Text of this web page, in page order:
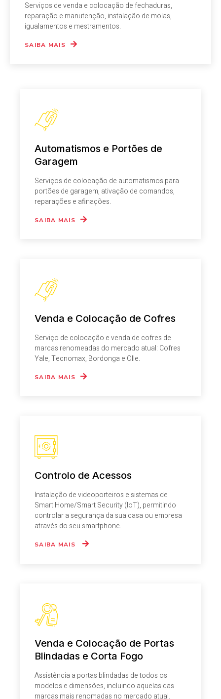
Serviços de venda e colocação de fechaduras,
reparação e manutenção, instalação de molas,
igualamentos e mestramentos.
SAIBA MAIS
Automatismos e Portões de
Garagem
Serviços de colocação de automatismos para
portões de garagem, ativação de comandos,
reparações e afinações.
SAIBA MAIS
Venda e Colocação de Cofres
Serviço de colocação e venda de cofres de
marcas renomeadas do mercado atual: Cofres
Yale, Tecnomax, Bordonga e Olle.
SAIBA MAIS
Controlo de Acessos
Instalação de videoporteiros e sistemas de
Smart Home/Smart Security (IoT), permitindo
controlar a segurança da sua casa ou empresa
através do seu smartphone.
SAIBA MAIS
Venda e Colocação de Portas
Blindadas e Corta Fogo
Assistência a portas blindadas de todos os
modelos e dimensões, incluindo aquelas das
marcas mais renomadas no mercado atual.